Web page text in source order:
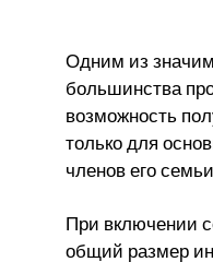
Одним из
большинства
возможность
только для
членов его
При включении
общий размер